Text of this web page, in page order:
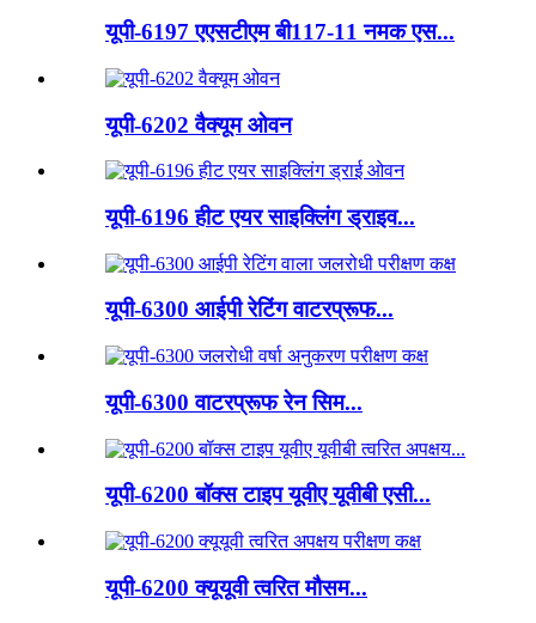
यूपी-6197 एएसटीएम बी117-11 नमक एस...
यूपी-6202 वैक्यूम ओवन
यूपी-6196 हीट एयर साइक्लिंग ड्राइव...
यूपी-6300 आईपी रेटिंग वाटरप्रूफ...
यूपी-6300 वाटरप्रूफ रेन सिम...
यूपी-6200 बॉक्स टाइप यूवीए यूवीबी एसी...
यूपी-6200 क्यूयूवी त्वरित मौसम...